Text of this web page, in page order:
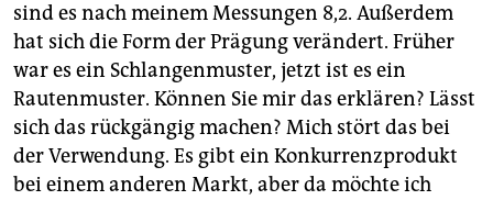
sind es nach meinem Messungen 8,2. Außerdem
hat sich die Form der Prägung verändert. Früher
war es ein Schlangenmuster, jetzt ist es ein
Rautenmuster. Können Sie mir das erklären? Lässt
sich das rückgängig machen? Mich stört das bei
der Verwendung. Es gibt ein Konkurrenzprodukt
bei einem anderen Markt, aber da möchte ich